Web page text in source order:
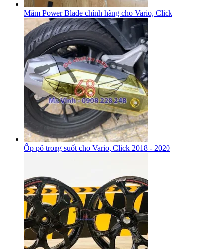
Mâm Power Blade chính hãng cho Vario, Click
Ốp pô trong suốt cho Vario, Click 2018 - 2020